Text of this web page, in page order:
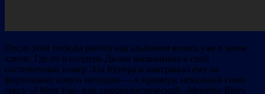
После этой победы работа над альбомом велась уже в ином
ключе. Где-то в полдень Дилан вызванивал в свой
гостиничный номер Эла Купера и наигрывал ему на
фортепиано новую мелодию — к примеру, невинный гимн
сексу «I Want You» или сюрреалистический «Memphis Blues